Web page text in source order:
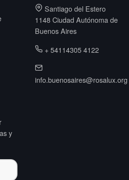
Santiago del Estero
1148 Ciudad Autónoma de
Buenos Aires
+ 54114305 4122
info.buenosaires@rosalux.org
y